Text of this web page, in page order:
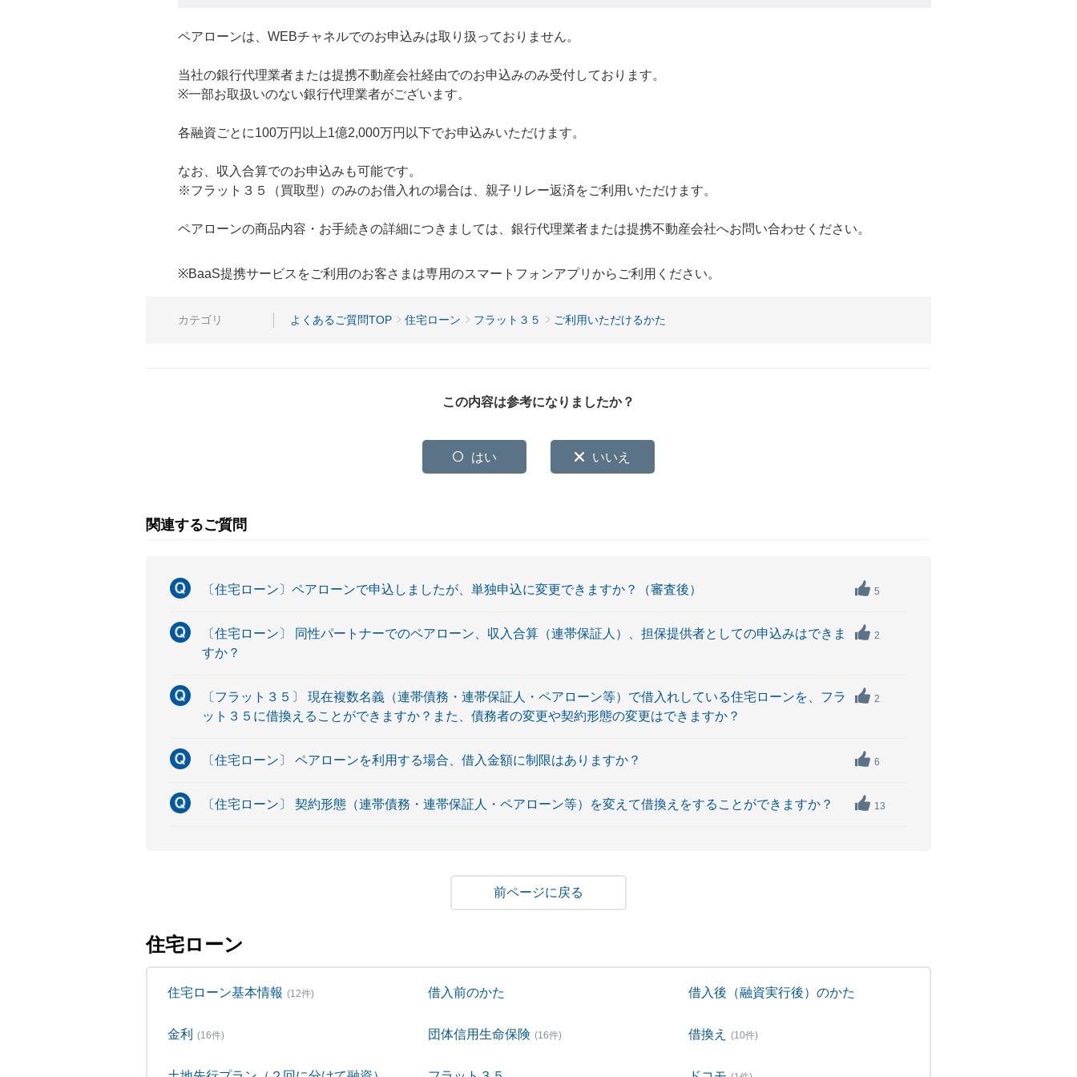
ペアローンは、WEBチャネルでのお申込みは取り扱っておりません。
当社の銀行代理業者または提携不動産会社経由でのお申込みのみ受付しております。
※一部お取扱いのない銀行代理業者がございます。
各融資ごとに100万円以上1億2,000万円以下でお申込みいただけます。
なお、収入合算でのお申込みも可能です。
※フラット３５（買取型）のみのお借入れの場合は、親子リレー返済をご利用いただけます。
ペアローンの商品内容・お手続きの詳細につきましては、銀行代理業者または提携不動産会社へお問い合わせください。
※BaaS提携サービスをご利用のお客さまは専用のスマートフォンアプリからご利用ください。
カテゴリ よくあるご質問TOP 住宅ローン フラット３５ ご利用いただけるかた
この内容は参考になりましたか？
はい いいえ
関連するご質問
〔住宅ローン〕ペアローンで申込しましたが、単独申込に変更できますか？（審査後） 5
〔住宅ローン〕 同性パートナーでのペアローン、収入合算（連帯保証人）、担保提供者としての申込みはできま
すか？
2
〔フラット３５〕 現在複数名義（連帯債務・連帯保証人・ペアローン等）で借入れしている住宅ローンを、フラ
ット３５に借換えることができますか？また、債務者の変更や契約形態の変更はできますか？
2
〔住宅ローン〕 ペアローンを利用する場合、借入金額に制限はありますか？ 6
〔住宅ローン〕 契約形態（連帯債務・連帯保証人・ペアローン等）を変えて借換えをすることができますか？ 13
戻る
住宅ローン
住宅ローン基本情報 (12件) 借入前のかた 借入後（融資実行後）のかた
金利 (16件) 団体信用生命保険 (16件) 借換え (10件)